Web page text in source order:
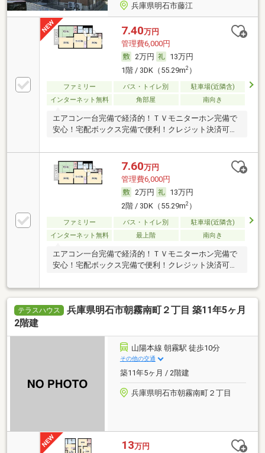
兵庫県明石市藤江
7.40万円
管理費6,000円
2万円
13万円
1階 / 3DK（55.29m2）
ファミリー バス・トイレ別
駐車場(近隣含)
インターネット無料
角部屋 南向き
エアコン一台完備で経済的！ＴＶモニターホン完備で
安心！宅配ボックス完備で便利！クレジット決済可能
7.60万円
管理費6,000円
2万円
13万円
2階 / 3DK（55.29m2）
ファミリー バス・トイレ別
駐車場(近隣含)
インターネット無料
最上階 南向き
エアコン一台完備で経済的！ＴＶモニターホン完備で
安心！宅配ボックス完備で便利！クレジット決済可能
テラスハウス
兵庫県明石市朝霧南町２丁目 築11年5ヶ月
2階建
山陽本線 朝霧駅 徒歩10分
その他の交通
築11年5ヶ月 / 2階建
兵庫県明石市朝霧南町２丁目
13万円